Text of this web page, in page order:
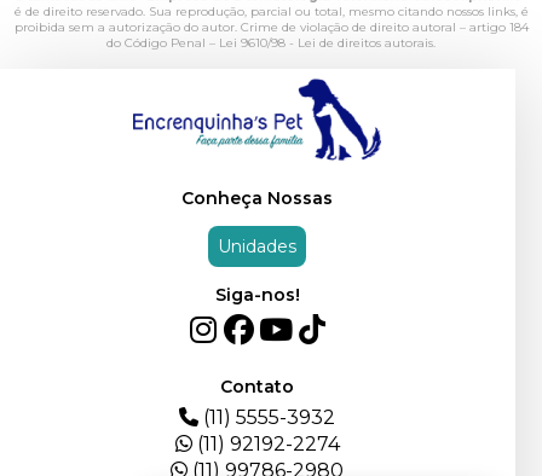
é de direito reservado. Sua reprodução, parcial ou total, mesmo citando nossos links, é
proibida sem a autorização do autor. Crime de violação de direito autoral – artigo 184
do Código Penal – Lei 9610/98 - Lei de direitos autorais.
Conheça Nossas
Unidades
Siga-nos!
Contato
(11) 5555-3932
(11) 92192-2274
(11) 99786-2980